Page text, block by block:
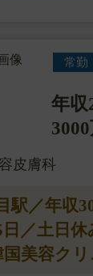
常勤
年収
皮膚科
駅／年収
／土日休
国美容ク